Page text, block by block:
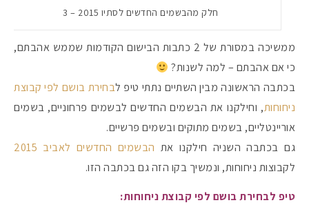
חלק מהבשמים החדשים לסתיו 2015 – 3
ממשיכה במסורת של 2 כתבות הבישום הקודמות שממש אהבתם,
כי אם אהבתם – למה לשנות?
בכתבה הראשונה מבין השתיים נתתי טיפ לבחירת בושם לפי קבוצת
ניחוחות, וחילקנו את הבשמים החדשים לבשמים פרחוניים, בשמים
אוריינטליים, בשמים מתוקים ובשמים פרשיים.
גם בכתבה השניה חילקנו את הבשמים החדשים לאביב 2015
לקבוצות ניחוחות, ונמשיך בקו הזה גם בכתבה הזו.
טיפ לבחירת בושם לפי קבוצת ניחוחות: